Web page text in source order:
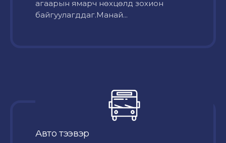
агаарын ямарч нөхцөлд зохион
байгуулагддаг.Манай...
Авто тээвэр